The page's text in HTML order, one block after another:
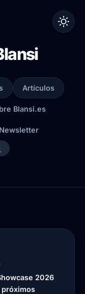
Artículos
Blansi.es
Newsletter
2026